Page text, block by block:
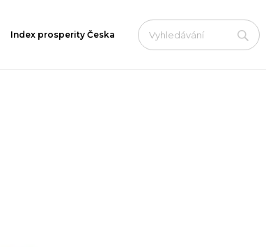
Index prosperity Česka